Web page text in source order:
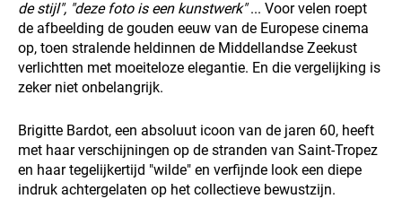
de stijl", "deze foto is een kunstwerk"... Voor velen roept
de afbeelding de gouden eeuw van de Europese cinema
op, toen stralende heldinnen de Middellandse Zeekust
verlichtten met moeiteloze elegantie. En die vergelijking is
zeker niet onbelangrijk.
Brigitte Bardot, een absoluut icoon van de jaren 60, heeft
met haar verschijningen op de stranden van Saint-Tropez
en haar tegelijkertijd "wilde" en verfijnde look een diepe
indruk achtergelaten op het collectieve bewustzijn.